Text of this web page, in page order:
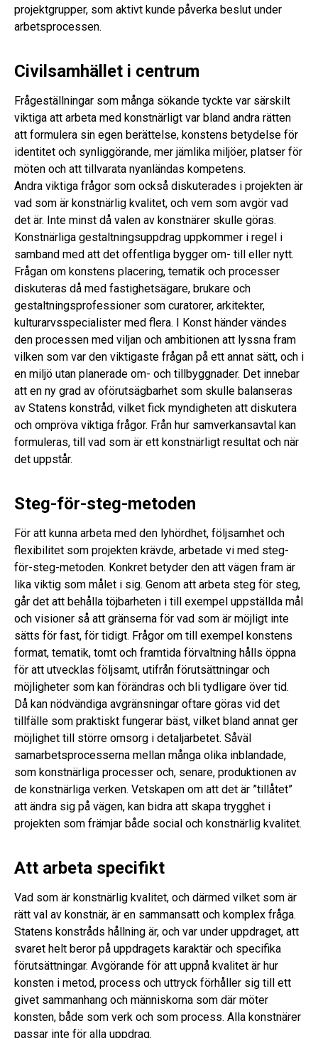
projektgrupper, som aktivt kunde påverka beslut under
arbetsprocessen.
Civilsamhället i centrum
Frågeställningar som många sökande tyckte var särskilt
viktiga att arbeta med konstnärligt var bland andra rätten
att formulera sin egen berättelse, konstens betydelse för
identitet och synliggörande, mer jämlika miljöer, platser för
möten och att tillvarata nyanländas kompetens.
Andra viktiga frågor som också diskuterades i projekten är
vad som är konstnärlig kvalitet, och vem som avgör vad
det är. Inte minst då valen av konstnärer skulle göras.
Konstnärliga gestaltningsuppdrag uppkommer i regel i
samband med att det offentliga bygger om- till eller nytt.
Frågan om konstens placering, tematik och processer
diskuteras då med fastighetsägare, brukare och
gestaltningsprofessioner som curatorer, arkitekter,
kulturarvsspecialister med flera. I Konst händer vändes
den processen med viljan och ambitionen att lyssna fram
vilken som var den viktigaste frågan på ett annat sätt, och i
en miljö utan planerade om- och tillbyggnader. Det innebar
att en ny grad av oförutsägbarhet som skulle balanseras
av Statens konstråd, vilket fick myndigheten att diskutera
och ompröva viktiga frågor. Från hur samverkansavtal kan
formuleras, till vad som är ett konstnärligt resultat och när
det uppstår.
Steg-för-steg-metoden
För att kunna arbeta med den lyhördhet, följsamhet och
flexibilitet som projekten krävde, arbetade vi med steg-
för-steg-metoden. Konkret betyder den att vägen fram är
lika viktig som målet i sig. Genom att arbeta steg för steg,
går det att behålla töjbarheten i till exempel uppställda mål
och visioner så att gränserna för vad som är möjligt inte
sätts för fast, för tidigt. Frågor om till exempel konstens
format, tematik, tomt och framtida förvaltning hålls öppna
för att utvecklas följsamt, utifrån förutsättningar och
möjligheter som kan förändras och bli tydligare över tid.
Då kan nödvändiga avgränsningar oftare göras vid det
tillfälle som praktiskt fungerar bäst, vilket bland annat ger
möjlighet till större omsorg i detaljarbetet. Såväl
samarbetsprocesserna mellan många olika inblandade,
som konstnärliga processer och, senare, produktionen av
de konstnärliga verken. Vetskapen om att det är ”tillåtet”
att ändra sig på vägen, kan bidra att skapa trygghet i
projekten som främjar både social och konstnärlig kvalitet.
Att arbeta specifikt
Vad som är konstnärlig kvalitet, och därmed vilket som är
rätt val av konstnär, är en sammansatt och komplex fråga.
Statens konstråds hållning är, och var under uppdraget, att
svaret helt beror på uppdragets karaktär och specifika
förutsättningar. Avgörande för att uppnå kvalitet är hur
konsten i metod, process och uttryck förhåller sig till ett
givet sammanhang och människorna som där möter
konsten, både som verk och som process. Alla konstnärer
passar inte för alla uppdrag.